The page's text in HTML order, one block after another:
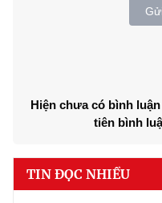
Hiện chưa có bình
tiên bình
TIN ĐỌC NHIỀU